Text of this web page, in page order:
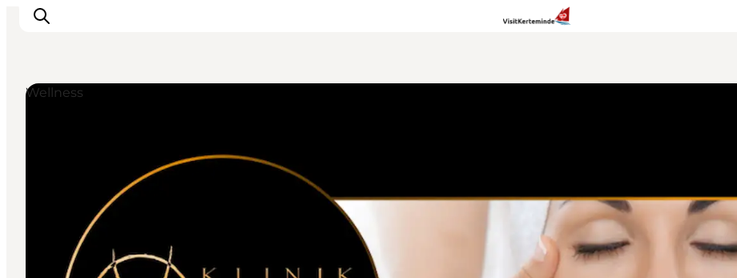
Sov godt
Planlæg din ferie
Det sker
Sommerbus
Wellness